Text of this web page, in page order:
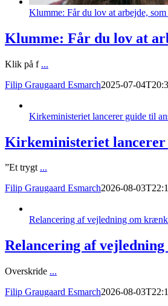
Klumme: Får du lov at arbejde,
Klumme: Får du lov at
Klik på f ...
Filip Graugaard Esmarch2025-07-
Kirkeministeriet lancerer guide til
Kirkeministeriet lancerer
”Et trygt ...
Filip Graugaard Esmarch2026-08-
Relancering af vejledning om
Relancering af
Overskride ...
Filip Graugaard Esmarch2026-08-